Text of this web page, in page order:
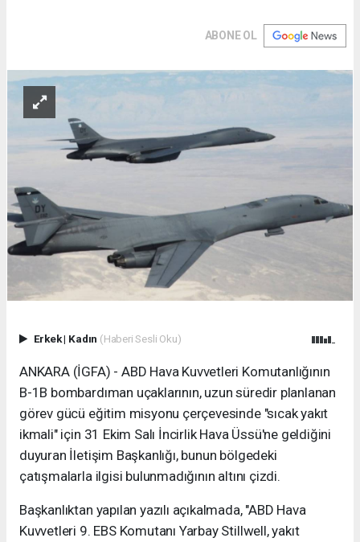
ABONE OL
Erkek| Kadın (Haberi Sesli Oku)
ANKARA (İGFA) - ABD Hava Kuvvetleri Komutanlığının
B-1B bombardıman uçaklarının, uzun süredir planlanan
görev gücü eğitim misyonu çerçevesinde "sıcak yakıt
ikmali" için 31 Ekim Salı İncirlik Hava Üssü'ne geldiğini
duyuran İletişim Başkanlığı, bunun bölgedeki
çatışmalarla ilgisi bulunmadığının altını çizdi.
Başkanlıktan yapılan yazılı açıkalmada, "ABD Hava
Kuvvetleri 9. EBS Komutanı Yarbay Stillwell, yakıt